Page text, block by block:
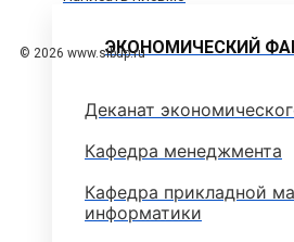
ЭКОНОМИЧЕСКИЙ
Деканат
Кафедра менеджмента
Кафедра прикладной
информатики
© 2026 www.sibup.ru